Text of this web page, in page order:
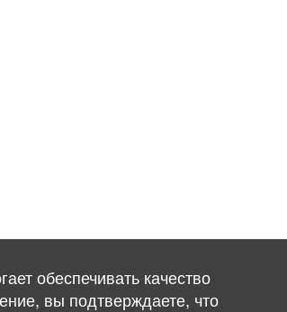
обеспечивать качество
вы подтверждаете, что